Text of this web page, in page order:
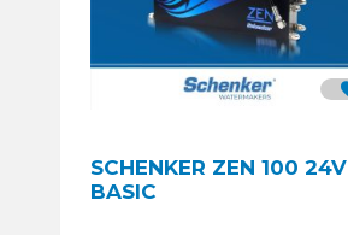
SCHENKER ZEN 100 24V
BASIC